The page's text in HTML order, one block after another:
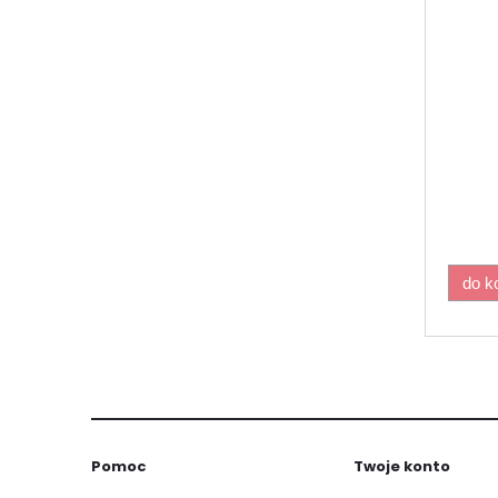
do
Pomoc Twoje konto